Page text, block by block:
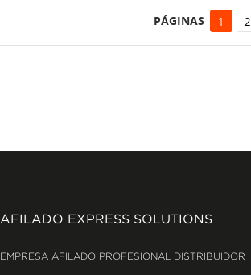
PÁGINAS 1 2
AFILADO EXPRESS SOLUTIONS
EMPRESA AFILADO PROFESIONAL DISTRIBUIDOR